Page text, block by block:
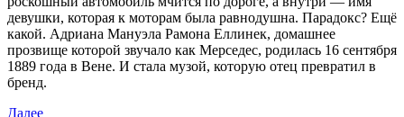
девушки, которая к моторам была равнодушна. Парадокс? Ещё
какой. Адриана Мануэла Рамона Еллинек, домашнее
прозвище которой звучало как Мерседес, родилась 16 сентября
1889 года в Вене. И стала музой, которую отец превратил в
бренд.
Далее